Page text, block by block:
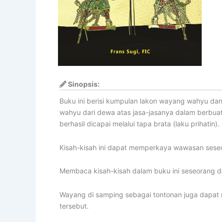
Sinopsis:
Buku ini berisi kumpulan lakon wayang wahyu
wahyu dari dewa atas jasa-jasanya dalam
berhasil dicapai melalui tapa brata (laku prihatin).
Kisah-kisah ini dapat memperkaya wawasan
Membaca kisah-kisah dalam buku ini seseorang
Wayang di samping sebagai tontonan juga
tersebut.